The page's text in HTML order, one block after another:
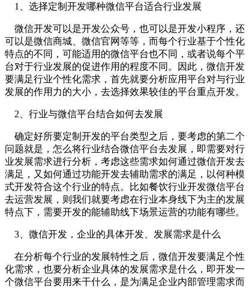
1、选择定制开发哪种微信平台适合行业发展
微信开发可以是开发公众号，也可以是开发小程序，还
可以是微信商城、微信官网等等，而每个行业基于个性化
特点的不同，可能适用的微信平台也不同，或者说每个平
台对于行业发展的促进作用的程度不同。因此，微信开发
要满足行业个性化需求，首先就要分析应用平台对与行业
发展的作用力的大小，去选择效果较佳的平台重点开发。
2、行业与微信平台结合如何去发展
确定好所要定制开发的平台类型之后，要考虑的第二个
问题就是，怎么将行业结合微信平台去发展，即需要对行
业发展需求进行分析，考虑这些需求如何通过微信开发去
满足，又如何通过功能开发去辅助需求的满足，以何种模
式开发符合这个行业的特点。比如餐饮行业开发微信平台
去运营发展，则我们就要考虑在行业本身线下为主的发展
特点下，需要开发的能辅助线下场景运营的功能有哪些。
3、微信开发，企业的具体开发、发展需求是什么
在分析每个行业的发展特性之后，微信开发要满足个性
化需求，也要分析企业具体的发展需求是什么，即开发一
个微信平台要用来干什么，是为满足企业内部管理需求而